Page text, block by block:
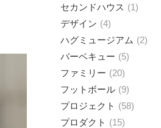
セカンドハウス
1
デザイン
4
ハグミュージアム
2
バーベキュー
5
ファミリー
20
フットボール
9
プロジェクト
58
プロダクト
15